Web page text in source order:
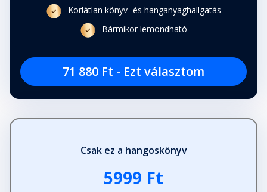
Korlátlan könyv- és hanganyaghallgatás
Bármikor lemondható
71 880 Ft - Ezt választom
Csak ez a hangoskönyv
5999 Ft